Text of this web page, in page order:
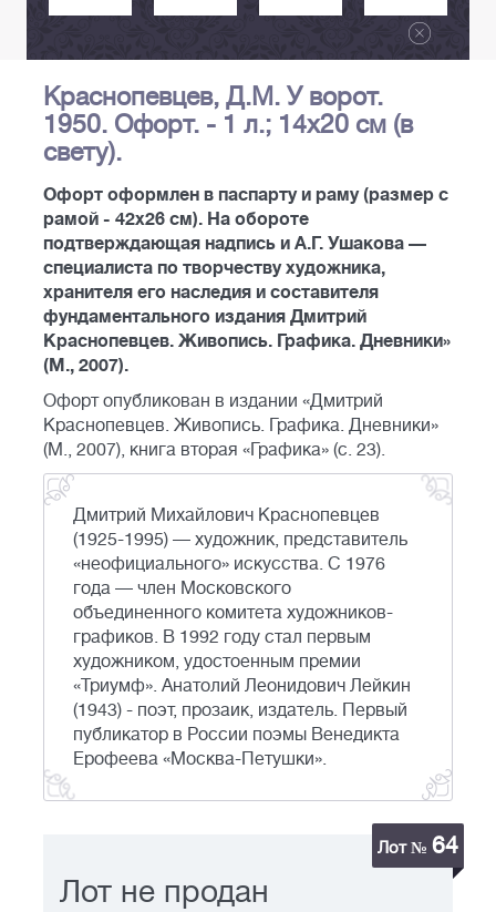
Краснопевцев, Д.М. У ворот.
1950. Офорт. - 1 л.; 14x20 см (в
свету).
Офорт оформлен в паспарту и раму (размер с
рамой - 42x26 см). На обороте
подтверждающая надпись и А.Г. Ушакова —
специалиста по творчеству художника,
хранителя его наследия и составителя
фундаментального издания Дмитрий
Краснопевцев. Живопись. Графика. Дневники»
(М., 2007).
Офорт опубликован в издании «Дмитрий
Краснопевцев. Живопись. Графика. Дневники»
(М., 2007), книга вторая «Графика» (с. 23).
Дмитрий Михайлович Краснопевцев
(1925-1995) — художник, представитель
«неофициального» искусства. C 1976
года — член Московского
объединенного комитета художников-
графиков. В 1992 году стал первым
художником, удостоенным премии
«Триумф». Анатолий Леонидович Лейкин
(1943) - поэт, прозаик, издатель. Первый
публикатор в России поэмы Венедикта
Ерофеева «Москва-Петушки».
Лот № 64
Лот не продан